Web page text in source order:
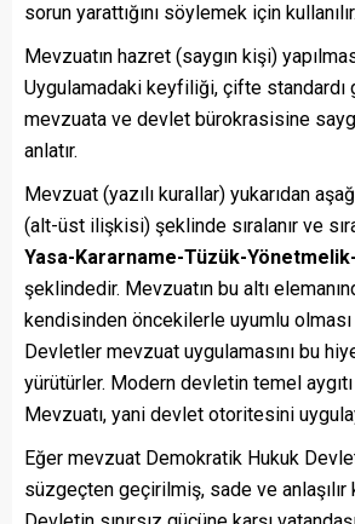
sorun yarattığını söylemek için kullanılır.
Mevzuatın hazret (saygın kişi)
Uygulamadaki keyfiliği, çifte standardı
mevzuata ve devlet bürokrasisine saygı
anlatır.
Mevzuat (yazılı kurallar) yukarıdan
(alt-üst ilişkisi) şeklinde sıralanır ve
Yasa-Kararname-Tüzük-
şeklindedir. Mevzuatın bu altı
kendisinden öncekilerle uyumlu olması
Devletler mevzuat uygulamasını bu
yürütürler. Modern devletin temel
Mevzuatı, yani devlet otoritesini
Eğer mevzuat Demokratik Hukuk
süzgeçten geçirilmiş, sade ve anlaşılır